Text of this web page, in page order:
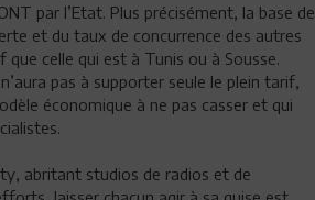
par l’Etat. Plus précisément, la base de
et du taux de concurrence des autres
celle qui est à Tunis ou à Sousse.
pas à supporter seule le plein tarif,
économique à ne pas casser et qui
abritant studios de radios et de